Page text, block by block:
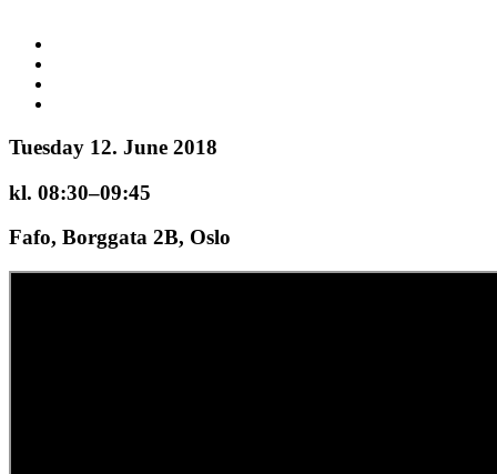
Tuesday 12. June 2018
kl. 08:30–09:45
Fafo, Borggata 2B, Oslo